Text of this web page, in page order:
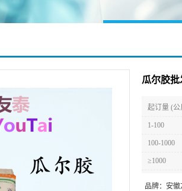
瓜尔胶
起订量 (公
1-100
100-1000
≥1000
品牌： 安徽